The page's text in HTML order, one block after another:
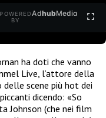
POWERED
BY
AdhubMedia
ha doti che vanno
Live, l’attore della
scene più hot dei
dicendo: «So
Johnson (che nei film